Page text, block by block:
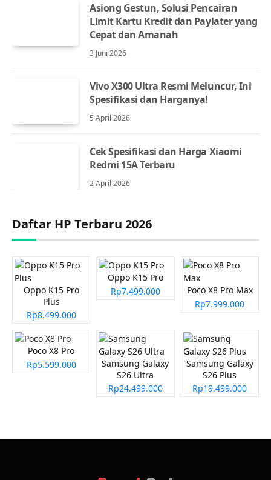
Asiong Gestun, Solusi Pencairan
Limit Kartu Kredit dan Paylater yang
Cepat dan Amanah
3 Juni 2026
Vivo X300 Ultra Resmi Meluncur, Ini
Spesifikasi dan Harganya!
5 April 2026
Cek Spesifikasi dan Harga Xiaomi
Redmi 15A Terbaru
2 April 2026
Daftar HP Terbaru 2026
Oppo K15 Pro
Plus
Rp8.499.000
Oppo K15 Pro
Rp7.499.000
Poco X8 Pro Max
Rp7.999.000
Poco X8 Pro
Rp5.599.000
Samsung Galaxy
S26 Ultra
Rp24.499.000
Samsung Galaxy
S26 Plus
Rp19.499.000